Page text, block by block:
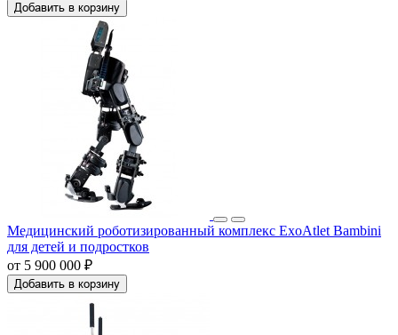
Добавить в корзину
Медицинский роботизированный комплекс ExoAtlet Bambini
для детей и подростков
от 5 900 000 ₽
Добавить в корзину